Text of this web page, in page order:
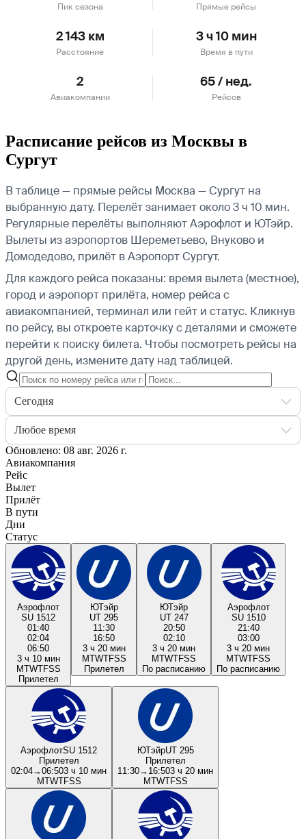
Пик сезона Прямые рейсы
2 143 км
Расстояние
3 ч 10 мин
Время в пути
2
Авиакомпании
65 / нед.
Рейсов
Расписание рейсов из Москвы в
Сургут
В таблице — прямые рейсы Москва — Сургут на
выбранную дату. Перелёт занимает около 3 ч 10 мин.
Регулярные перелёты выполняют Аэрофлот и ЮТэйр.
Вылеты из аэропортов Шереметьево, Внуково и
Домодедово, прилёт в Аэропорт Сургут.
Для каждого рейса показаны: время вылета (местное),
город и аэропорт прилёта, номер рейса с
авиакомпанией, терминал или гейт и статус. Кликнув
по рейсу, вы откроете карточку с деталями и сможете
перейти к поиску билета. Чтобы посмотреть рейсы на
другой день, измените дату над таблицей.
Сегодня
Любое время
Обновлено: 08 авг. 2026 г.
Авиакомпания
Рейс
Вылет
Прилёт
В пути
Дни
Статус
Аэрофлот
SU 1512
01:40
02:04
06:50
3 ч 10 мин
MTWTFSS
Прилетел
ЮТэйр
UT 295
11:30
16:50
3 ч 20 мин
MTWTFSS
Прилетел
ЮТэйр
UT 247
20:50
02:10
3 ч 20 мин
MTWTFSS
По расписанию
Аэрофлот
SU 1510
21:40
03:00
3 ч 20 мин
MTWTFSS
По расписанию
АэрофлотSU 1512
Прилетел
02:04→06:503 ч 10 мин
MTWTFSS
ЮТэйрUT 295
Прилетел
11:30→ 16:503 ч 20 мин
MTWTFSS